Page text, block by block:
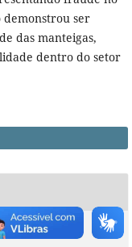
ser
das manteigas,
dentro do setor